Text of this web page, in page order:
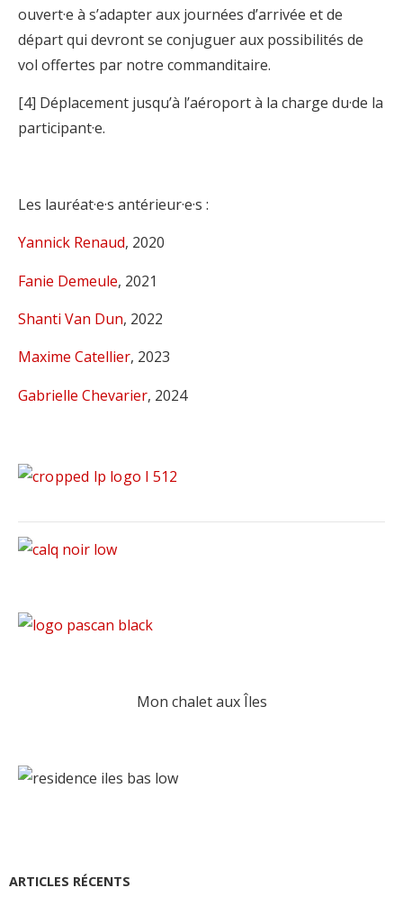
ouvert·e à s’adapter aux journées d’arrivée et de
départ qui devront se conjuguer aux possibilités de
vol offertes par notre commanditaire.
[4] Déplacement jusqu’à l’aéroport à la charge du·de la
participant·e.
Les lauréat·e·s antérieur·e·s :
Yannick Renaud, 2020
Fanie Demeule, 2021
Shanti Van Dun, 2022
Maxime Catellier, 2023
Gabrielle Chevarier, 2024
Mon chalet aux Îles
ARTICLES RÉCENTS